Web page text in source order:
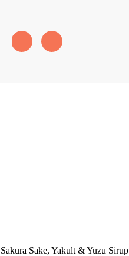
Sakura Sake, Yakult & Yuzu Sirup